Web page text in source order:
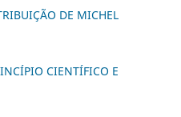
DE MICHEL
CIENTÍFICO E